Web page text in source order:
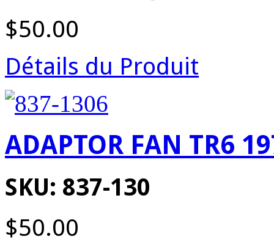
$50.00
Détails du Produit
ADAPTOR FAN TR6
SKU: 837-130
$50.00